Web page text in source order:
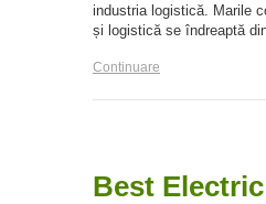
industria logistică. Marile
și logistică se îndreaptă
Continuare
Best